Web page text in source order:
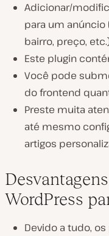
Adicionar/
para um
bairro, preço,
Este plugin
Você pode
do frontend
Preste muita
até mesmo
artigos
WordPress
Devido a tudo,